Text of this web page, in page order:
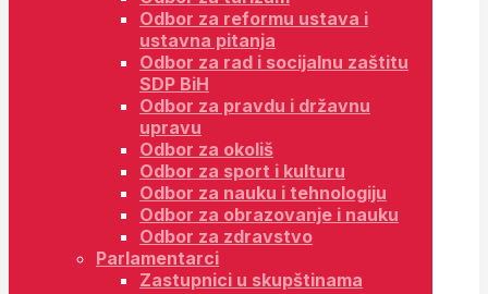
Odbor za reformu ustava i
ustavna pitanja
Odbor za rad i socijalnu zaštitu
SDP BiH
Odbor za pravdu i državnu
upravu
Odbor za okoliš
Odbor za sport i kulturu
Odbor za nauku i tehnologiju
Odbor za obrazovanje i nauku
Odbor za zdravstvo
Parlamentarci
Zastupnici u skupštinama